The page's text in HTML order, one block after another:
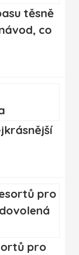
těsně
co
pro